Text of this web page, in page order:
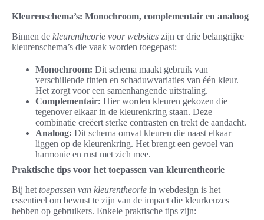
Kleurenschema’s: Monochroom, complementair en analoog
Binnen de kleurentheorie voor websites zijn er drie belangrijke
kleurenschema’s die vaak worden toegepast:
Monochroom: Dit schema maakt gebruik van
verschillende tinten en schaduwvariaties van één kleur.
Het zorgt voor een samenhangende uitstraling.
Complementair: Hier worden kleuren gekozen die
tegenover elkaar in de kleurenkring staan. Deze
combinatie creëert sterke contrasten en trekt de aandacht.
Analoog: Dit schema omvat kleuren die naast elkaar
liggen op de kleurenkring. Het brengt een gevoel van
harmonie en rust met zich mee.
Praktische tips voor het toepassen van kleurentheorie
Bij het toepassen van kleurentheorie in webdesign is het
essentieel om bewust te zijn van de impact die kleurkeuzes
hebben op gebruikers. Enkele praktische tips zijn: